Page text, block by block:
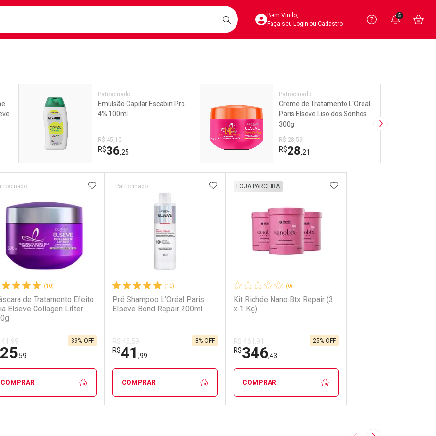
BUSCARAcesse sua Conta
Bem Vindo,
Faça seu Login ou Cadastro
Precisa
Ver Recursos
Você
5
Próxima Imagem
Patrocinado
Emulsão Capilar Escabin Pro
4% 100ml
R$ 45,10
R$36,25
Patrocinado
Creme de Tratamento L'Oréal
Paris Elseve Liso dos Sonhos
300g
R$ 28,59
R$28,21
(10)
de Tratamento Efeito
Elseve Collagen Lifter
41,99
25,59
39% OFF
ADICIONAR AOS FAVORITOS
COMPRAR
(10)
Pré Shampoo L’Oréal Paris
Elseve Bond Repair 200ml
Patrocinado
R$ 45,59
R$41 ,99
8% OFF
ADICIONAR AOS FAVORITOS
COMPRAR
(0)
Kit Richée Nano Btx Repair (3
x 1 Kg)
LOJA PARCEIRA
R$ 461,91
R$346,43
25% OFF
ADICIONAR AOS
COMPRAR